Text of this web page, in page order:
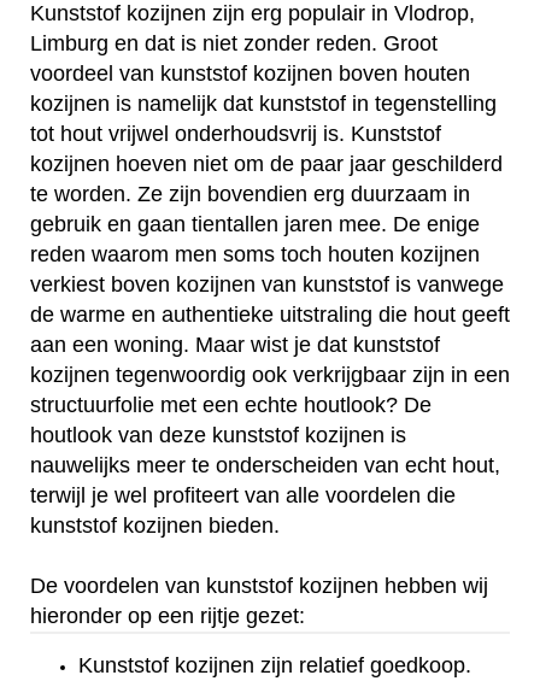
Kunststof kozijnen zijn erg populair in Vlodrop,
Limburg en dat is niet zonder reden. Groot
voordeel van kunststof kozijnen boven houten
kozijnen is namelijk dat kunststof in tegenstelling
tot hout vrijwel onderhoudsvrij is. Kunststof
kozijnen hoeven niet om de paar jaar geschilderd
te worden. Ze zijn bovendien erg duurzaam in
gebruik en gaan tientallen jaren mee. De enige
reden waarom men soms toch houten kozijnen
verkiest boven kozijnen van kunststof is vanwege
de warme en authentieke uitstraling die hout geeft
aan een woning. Maar wist je dat kunststof
kozijnen tegenwoordig ook verkrijgbaar zijn in een
structuurfolie met een echte houtlook? De
houtlook van deze kunststof kozijnen is
nauwelijks meer te onderscheiden van echt hout,
terwijl je wel profiteert van alle voordelen die
kunststof kozijnen bieden.
De voordelen van kunststof kozijnen hebben wij
hieronder op een rijtje gezet:
Kunststof kozijnen zijn relatief goedkoop.